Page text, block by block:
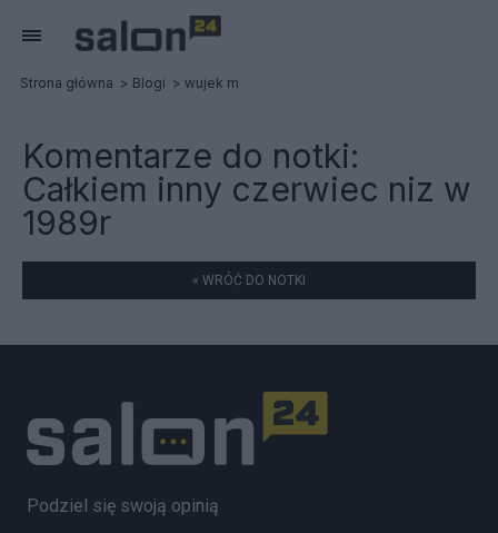
Strona główna Blogi wujek m
Komentarze do notki:
Całkiem inny czerwiec niz w
1989r
« WRÓĆ DO NOTKI
Podziel się swoją opinią